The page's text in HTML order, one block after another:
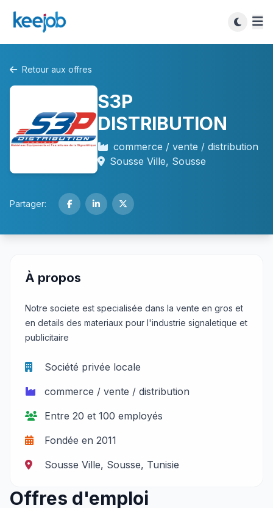
Retour aux offres
S3P
DISTRIBUTION
commerce / vente / distribution
Sousse Ville, Sousse
Partager:
À propos
Notre societe est specialisée dans la vente en gros et
en details des materiaux pour l'industrie signaletique et
publicitaire
Société privée locale
commerce / vente / distribution
Entre 20 et 100 employés
Fondée en 2011
Sousse Ville, Sousse, Tunisie
Offres d'emploi